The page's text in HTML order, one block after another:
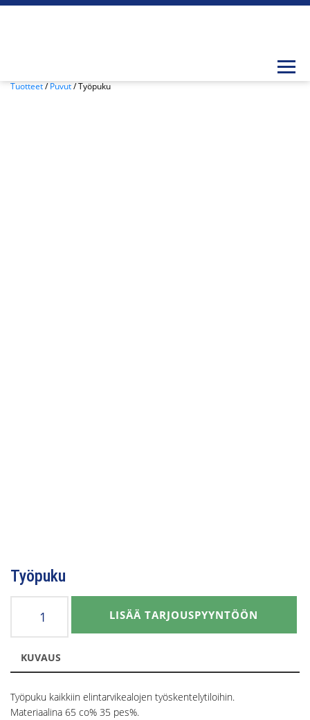
Tuotteet/Puvut/ Työpuku
Työpuku
LISÄÄ TARJOUSPYYNTÖÖN
KUVAUS
Työpuku kaikkiin elintarvikealojen työskentelytiloihin.
Materiaalina 65 co% 35 pes%.